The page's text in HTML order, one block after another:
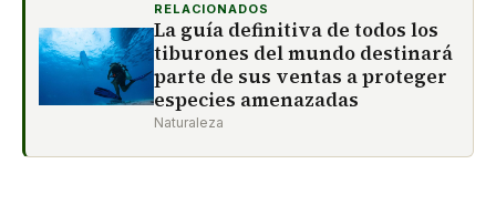
RELACIONADOS
La guía definitiva de todos los
tiburones del mundo destinará
parte de sus ventas a proteger
especies amenazadas
Naturaleza